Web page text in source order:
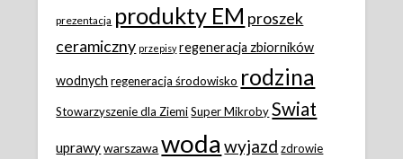
prezentacja produkty EM proszek
ceramiczny przepisy regeneracja zbiorników
wodnych regeneracja środowisko rodzina
Stowarzyszenie dla Ziemi Super Mikroby Swiat
uprawy warszawa woda wyjazd zdrowie